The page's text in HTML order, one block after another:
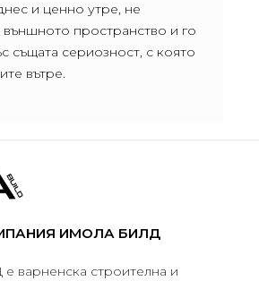
и ценно утре, не
външното пространство и го
същата сериозност, с която
вътре.
ИМОЛА БИЛД
строителна и